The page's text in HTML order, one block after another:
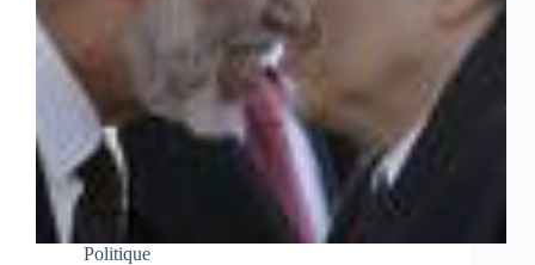
Politique